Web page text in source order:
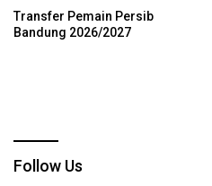
Transfer Pemain Persib
Bandung 2026/2027
Follow Us